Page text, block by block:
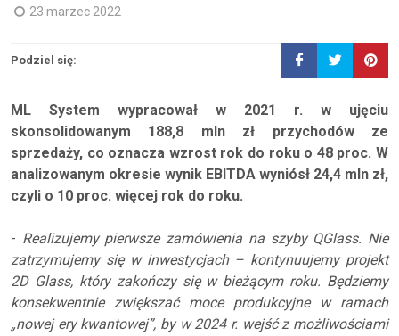
23 marzec 2022
Podziel się:
ML System wypracował w 2021 r. w ujęciu
skonsolidowanym 188,8 mln zł przychodów ze
sprzedaży, co oznacza wzrost rok do roku o 48 proc. W
analizowanym okresie wynik EBITDA wyniósł 24,4 mln zł,
czyli o 10 proc. więcej rok do roku.
- Realizujemy pierwsze zamówienia na szyby QGlass. Nie
zatrzymujemy się w inwestycjach – kontynuujemy projekt
2D Glass, który zakończy się w bieżącym roku. Będziemy
konsekwentnie zwiększać moce produkcyjne w ramach
„nowej ery kwantowej”, by w 2024 r. wejść z możliwościami